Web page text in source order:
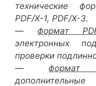
технические
PDF/X-1, PDF/X-3.
— формат
электронных
проверки
— формат